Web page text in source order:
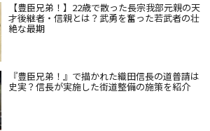
【豊臣兄弟！】22歳で散った長宗我部元親の天
才後継者・信親とは？武勇を奮った若武者の壮
絶な最期
『豊臣兄弟！』で描かれた織田信長の道普請は
史実？信長が実施した街道整備の施策を紹介